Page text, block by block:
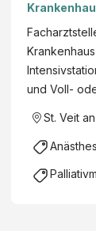
und Voll-
St. Veit